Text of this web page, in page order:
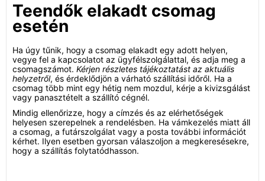
Teendők elakadt csomag
esetén
Ha úgy tűnik, hogy a csomag elakadt egy adott helyen,
vegye fel a kapcsolatot az ügyfélszolgálattal, és adja meg a
csomagszámot. Kérjen részletes tájékoztatást az aktuális
helyzetről, és érdeklődjön a várható szállítási időről. Ha a
csomag több mint egy hétig nem mozdul, kérje a kivizsgálást
vagy panasztételt a szállító cégnél.
Mindig ellenőrizze, hogy a címzés és az elérhetőségek
helyesen szerepelnek a rendelésben. Ha vámkezelés miatt áll
a csomag, a futárszolgálat vagy a posta további információt
kérhet. Ilyen esetben gyorsan válaszoljon a megkeresésekre,
hogy a szállítás folytatódhasson.